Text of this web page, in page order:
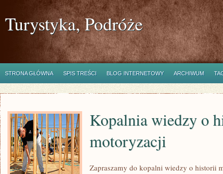
Turystyka, Podróże
STRONA GŁÓWNA SPIS TREŚCI BLOG INTERNETOWY ARCHIWUM
Kopalnia wiedzy o
motoryzacji
Zapraszamy do kopalni wiedzy o historii